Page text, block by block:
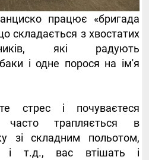
працює «бригада
складається з хвостатих
які радують
і одне порося на ім'я
стрес і почуваєтеся
часто трапляється в
зі складним польотом,
і т.д., вас втішать і